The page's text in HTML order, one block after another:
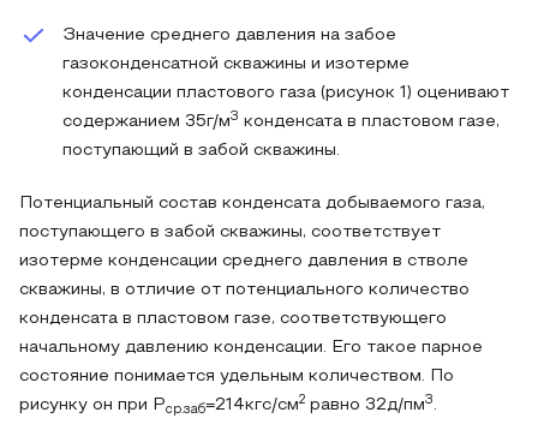
Значение среднего давления на забое
газоконденсатной скважины и изотерме
конденсации пластового газа (рисунок 1) оценивают
содержанием 35г/м3 конденсата в пластовом газе,
поступающий в забой скважины.
Потенциальный состав конденсата добываемого газа,
поступающего в забой скважины, соответствует
изотерме конденсации среднего давления в стволе
скважины, в отличие от потенциального количество
конденсата в пластовом газе, соответствующего
начальному давлению конденсации. Его такое парное
состояние понимается удельным количеством. По
рисунку он при Рср.заб=214кгс/см2 равно 32д/пм3 .